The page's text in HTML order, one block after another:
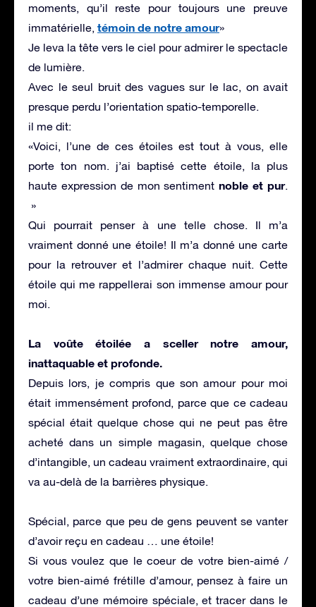
moments, qu’il reste pour toujours une preuve
immatérielle, témoin de notre amour»
Je leva la tête vers le ciel pour admirer le spectacle
de lumière.
Avec le seul bruit des vagues sur le lac, on avait
presque perdu l’orientation spatio-temporelle.
il me dit:
«Voici, l’une de ces étoiles est tout à vous, elle
porte ton nom. j’ai baptisé cette étoile, la plus
haute expression de mon sentimentnoble et pur.
»
Qui pourrait penser à une telle chose. Il m’a
vraiment donné une étoile! Il m’a donné une carte
pour la retrouver et l’admirer chaque nuit. Cette
étoile qui me rappellerai son immense amour pour
moi.
La voûte étoilée a sceller notre amour,
inattaquable et profonde.
Depuis lors, je compris que son amour pour moi
était immensément profond, parce que ce cadeau
spécial était quelque chose qui ne peut pas être
acheté dans un simple magasin, quelque chose
d’intangible, un cadeau vraiment extraordinaire, qui
va au-delà de la barrières physique.
Spécial, parce que peu de gens peuvent se vanter
d’avoir reçu en cadeau … une étoile!
Si vous voulez que le coeur de votre bien-aimé /
votre bien-aimé frétille d’amour, pensez à faire un
cadeau d’une mémoire spéciale, et tracer dans le